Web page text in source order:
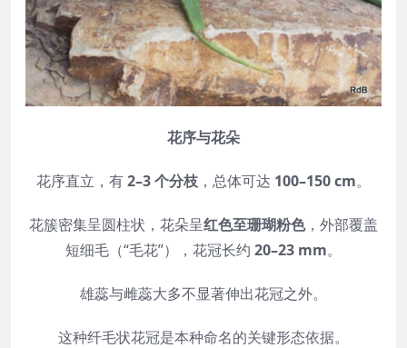
花序与花朵
花序直立，有2–3 个分枝 ，总体可达 100–150 cm。
花簇密集呈圆柱状，花朵呈红色至珊瑚粉色，外部覆盖
短细毛（“毛花”），花冠长约 20–23 mm。
雄蕊与雌蕊大多不显著伸出花冠之外。
这种纤毛状花冠是本种命名的关键形态依据。